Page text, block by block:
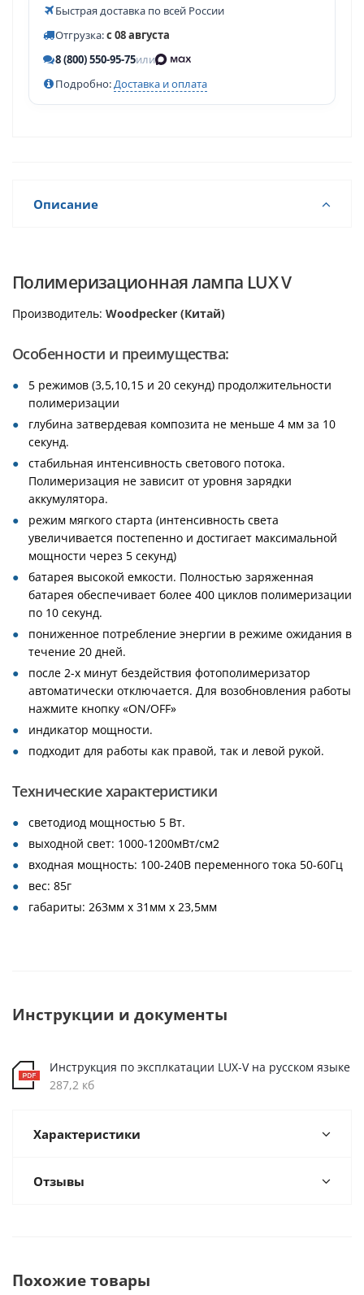
Быстрая доставка по всей России
Отгрузка:с 08 августа
8 (800) 550-95-75или
Подробно:Доставка и оплата
Описание
Полимеризационная лампа LUX V
Производитель: Woodpecker (Китай)
Особенности и преимущества:
5 режимов (3,5,10,15 и 20 секунд) продолжительности
полимеризации
глубина затвердевая композита не меньше 4 мм за 10
секунд.
стабильная интенсивность светового потока.
Полимеризация не зависит от уровня зарядки
аккумулятора.
режим мягкого старта (интенсивность света
увеличивается постепенно и достигает максимальной
мощности через 5 секунд)
батарея высокой емкости. Полностью заряженная
батарея обеспечивает более 400 циклов полимеризации
по 10 секунд.
пониженное потребление энергии в режиме ожидания в
течение 20 дней.
после 2-х минут бездействия фотополимеризатор
автоматически отключается. Для возобновления работы
нажмите кнопку «ON/OFF»
индикатор мощности.
подходит для работы как правой, так и левой рукой.
Технические характеристики
светодиод мощностью 5 Вт.
выходной свет: 1000-1200мВт/см2
входная мощность: 100-240В переменного тока 50-60Гц
вес: 85г
габариты: 263мм х 31мм х 23,5мм
Инструкции и документы
Инструкция по эксплкатации LUX-V на русском языке
287,2 кб
Характеристики
Отзывы
Похожие товары